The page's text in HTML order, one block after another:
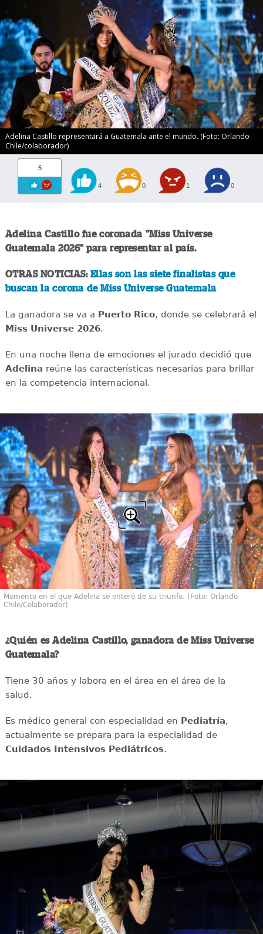
Adelina Castillo representará a Guatemala ante el mundo. (Foto: Orlando
Chile/colaborador)
5
4 0 1 0
Adelina Castillo fue coronada "Miss Universe
Guatemala 2026" para representar al país.
OTRAS NOTICIAS: Ellas son las siete finalistas que
buscan la corona de Miss Universe Guatemala
La ganadora se va a Puerto Rico, donde se celebrará el
Miss Universe 2026.
En una noche llena de emociones el jurado decidió que
Adelina reúne las características necesarias para brillar
en la competencia internacional.
Momento en el que Adelina se enteró de su triunfo. (Foto: Orlando
Chile/Colaborador)
¿Quién es Adelina Castillo, ganadora de Miss Universe
Guatemala?
Tiene 30 años y labora en el área en el área de la
salud.
Es médico general con especialidad en Pediatría,
actualmente se prepara para la especialidad de
Cuidados Intensivos Pediátricos.